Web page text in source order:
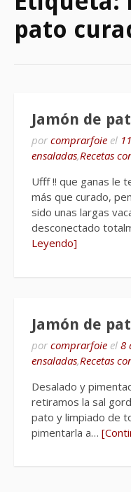
pato
Jamón de
por comprarfoie el
ensaladas,Recetas
Ufff !! que ganas le
más que curado,
sido unas largas
desconectado
Leyendo]
Jamón de
por comprarfoie el 8
ensaladas,Recetas
Desalado y
retiramos la sal
pato y limpiado de
pimentarla a…